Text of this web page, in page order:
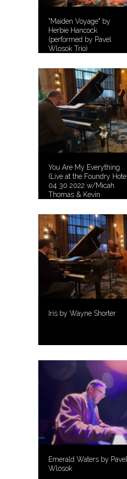
"Maiden Voyage" by
Herbie Hancock
(performed by Pavel
Wlosok Trio)
You Are My Everything
(Live at the Foundry Hotel
04 30 2022 w/Micah
Thomas & Kevin
Iris by Wayne Shorter
Emerald Waters by Pavel
Wlosok